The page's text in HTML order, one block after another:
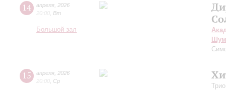
14 апреля 2026
20:00 Вт
Большой зал
15 апреля 2026
20:00 Ср